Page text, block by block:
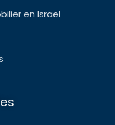
en Israel